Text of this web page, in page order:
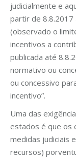
judicialmente e
partir de
(observado o
incentivos a
publicada até
normativo ou
ou concessivo
incentivo”.
Uma das
estados é que os
medidas judiciais
recursos)